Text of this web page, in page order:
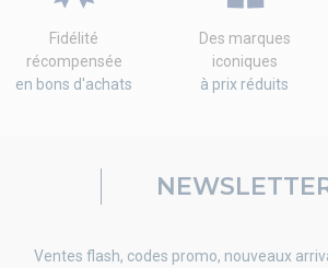
Fidélité
récompensée
en bons d'achats
Des marques
iconiques
à prix réduits
Ventes flash, codes promo, nouveaux